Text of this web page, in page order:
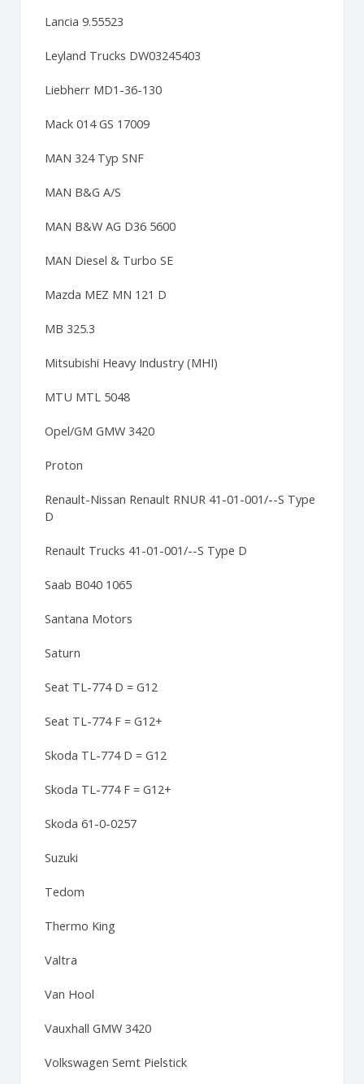
Lancia 9.55523
Leyland Trucks DW03245403
Liebherr MD1-36-130
Mack 014 GS 17009
MAN 324 Typ SNF
MAN B&G A/S
MAN B&W AG D36 5600
MAN Diesel & Turbo SE
Mazda MEZ MN 121 D
MB 325.3
Mitsubishi Heavy Industry (MHI)
MTU MTL 5048
Opel/GM GMW 3420
Proton
Renault-Nissan Renault RNUR 41-01-001/--S Type
D
Renault Trucks 41-01-001/--S Type D
Saab B040 1065
Santana Motors
Saturn
Seat TL-774 D = G12
Seat TL-774 F = G12+
Skoda TL-774 D = G12
Skoda TL-774 F = G12+
Skoda 61-0-0257
Suzuki
Tedom
Thermo King
Valtra
Van Hool
Vauxhall GMW 3420
Volkswagen Semt Pielstick